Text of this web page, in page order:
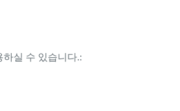
실 수 있습니다.: